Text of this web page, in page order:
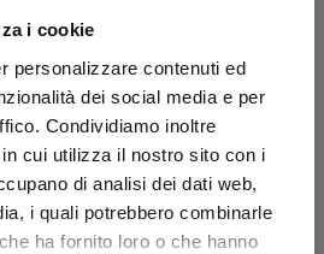
i cookie
personalizzare contenuti ed
dei social media e per
Condividiamo inoltre
cui utilizza il nostro sito con i
di analisi dei dati web,
i quali potrebbero combinarle
ha fornito loro o che hanno
la ricevuta di pagamento
valida, l'ordine sarà
sarà addebitato al
Tutti i prezzi degli articoli in
espressi in EURO
CARTA CULTURA